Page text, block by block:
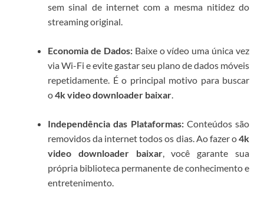
sem sinal de internet com a mesma nitidez do
streaming original.
Economia de Dados:Baixe o vídeo uma única vez
via Wi-Fi e evite gastar seu plano de dados móveis
repetidamente. É o principal motivo para buscar
o4k video downloader baixar
Independência das Plataformas:Conteúdos são
removidos da internet todos os dias. Ao fazer o4k
video downloader baixar, você garante sua
própria biblioteca permanente de conhecimento e
entretenimento.